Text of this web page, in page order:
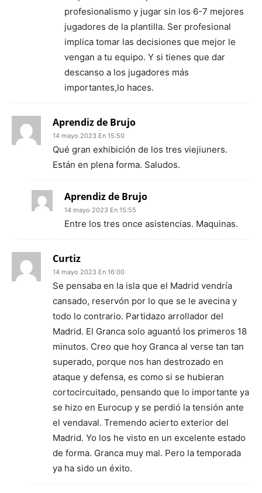
profesionalismo y jugar sin los 6-7 mejores
jugadores de la plantilla. Ser profesional
implica tomar las decisiones que mejor le
vengan a tu equipo. Y si tienes que dar
descanso a los jugadores más
importantes,lo haces.
Aprendiz de Brujo
14 mayo 2023 En 15:50
Qué gran exhibición de los tres viejiuners.
Están en plena forma. Saludos.
Aprendiz de Brujo
14 mayo 2023 En 15:55
Entre los tres once asistencias. Maquinas.
Curtiz
14 mayo 2023 En 16:00
Se pensaba en la isla que el Madrid vendría
cansado, reservón por lo que se le avecina y
todo lo contrario. Partidazo arrollador del
Madrid. El Granca solo aguantó los primeros 18
minutos. Creo que hoy Granca al verse tan tan
superado, porque nos han destrozado en
ataque y defensa, es como si se hubieran
cortocircuitado, pensando que lo importante ya
se hizo en Eurocup y se perdió la tensión ante
el vendaval. Tremendo acierto exterior del
Madrid. Yo los he visto en un excelente estado
de forma. Granca muy mal. Pero la temporada
ya ha sido un éxito.